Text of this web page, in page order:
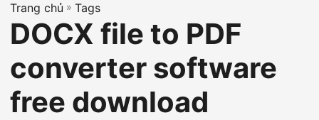
e
n
v
i
g
Trang chủ » Tags
DOCX file to PDF
converter software
free download